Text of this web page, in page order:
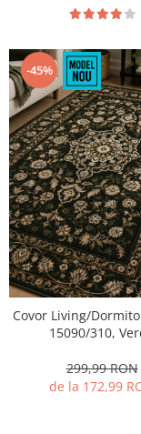
-45%
Covor Living/
15090/310,
299,99 RON
de la 172,99